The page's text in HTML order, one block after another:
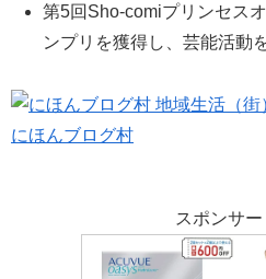
第5回Sho-comiプリンセス
ンプリを獲得し、芸能活動
にほんブログ村
スポンサー